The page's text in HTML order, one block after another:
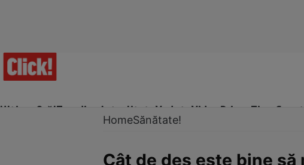
Ultima Oră!Trending Actualitate Vedete Video Prime Time Sport
HomeSănătate!
Cât de des este bine